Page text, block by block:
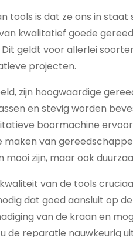
tools is dat ze ons in
kwalitatief goede
geldt voor allerlei
projecten.
zijn hoogwaardige
en stevig worden
boormachine
van
zijn, maar ook
van de tools
dat goed aansluit op
van de kraan en
de reparatie nauwkeurig